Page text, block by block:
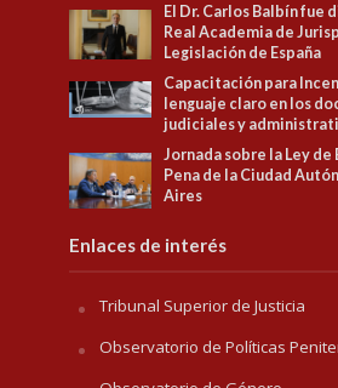
El Dr. Carlos Balbín fue
Real Academia de
Legislación de España
Capacitación para
lenguaje claro en los
judiciales y
Jornada sobre la Ley
Pena de la Ciudad
Aires
Enlaces de interés
Tribunal Superior de Justicia
Observatorio de Políticas